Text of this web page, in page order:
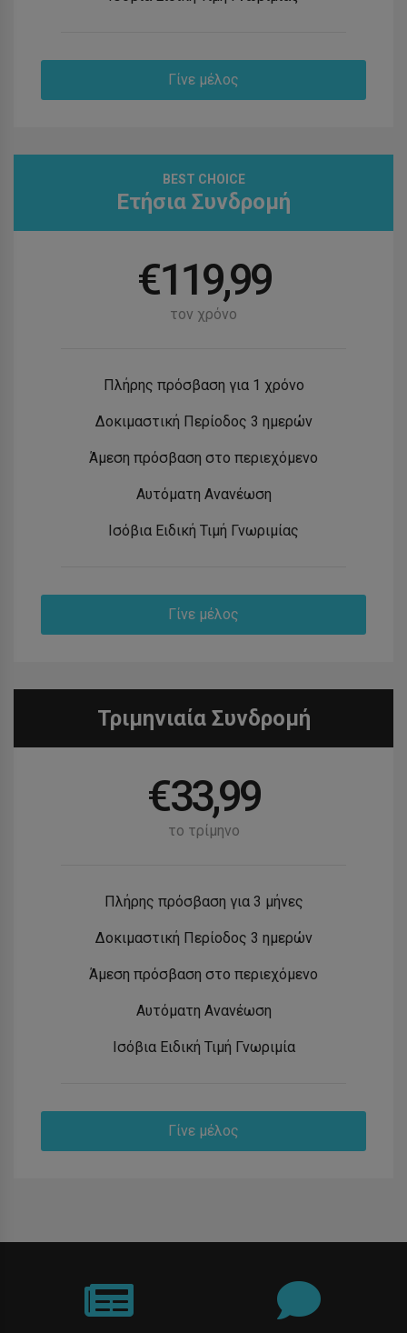
Γίνε μέλος
BEST CHOICE
Ετήσια Συνδρομή
€119,99
τον χρόνο
Πλήρης πρόσβαση για 1 χρόνο
Δοκιμαστική Περίοδος 3 ημερών
Άμεση πρόσβαση στο περιεχόμενο
Αυτόματη Ανανέωση
Ισόβια Ειδική Τιμή Γνωριμίας
Γίνε μέλος
Τριμηνιαία Συνδρομή
€33,99
το τρίμηνο
Πλήρης πρόσβαση για 3 μήνες
Δοκιμαστική Περίοδος 3 ημερών
Άμεση πρόσβαση στο περιεχόμενο
Αυτόματη Ανανέωση
Ισόβια Ειδική Τιμή Γνωριμία
Γίνε μέλος